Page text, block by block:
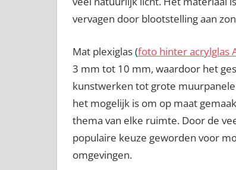
vervagen door blootstelling aan
Mat plexiglas (foto hinter acrylglas
3 mm tot 10 mm, waardoor het
kunstwerken tot grote
het mogelijk is om op maat
thema van elke ruimte. Door de
populaire keuze geworden voor
omgevingen.